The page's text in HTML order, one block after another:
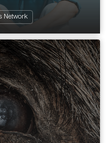
Network